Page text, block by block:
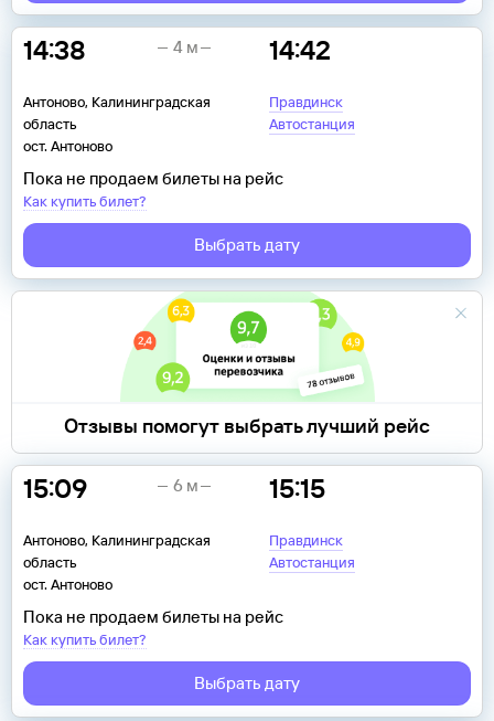
14:38
Антоново, Калининградская
область
ост. Антоново
14:42
Правдинск
Автостанция
4 м
Пока не продаем билеты на рейс
Как купить билет?
Выбрать дату
Отзывы помогут выбрать лучший рейс
15:09
Антоново, Калининградская
область
ост. Антоново
15:15
Правдинск
Автостанция
6 м
Пока не продаем билеты на рейс
Как купить билет?
Выбрать дату